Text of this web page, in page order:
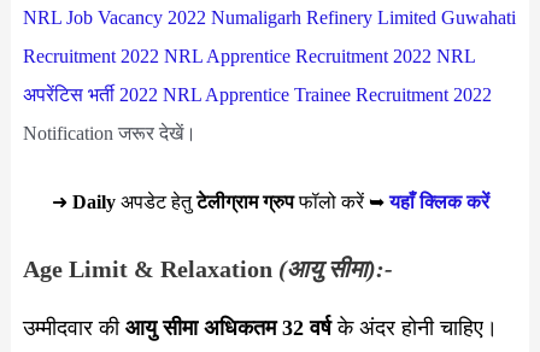
NRL Job Vacancy 2022 Numaligarh Refinery Limited Guwahati
Recruitment 2022 NRL Apprentice Recruitment 2022 NRL
अपरेंटिस भर्ती 2022 NRL Apprentice Trainee Recruitment 2022
Notification जरूर देखें।
➜ Daily अपडेट हेतुटेलीग्राम ग्रुपफॉलो करें ➥यहाँ क्लिक करें
Age Limit & Relaxation (आयु सीमा):-
उम्मीदवार की आयु सीमा अधिकतम 32 वर्षके अंदर होनी चाहिए।